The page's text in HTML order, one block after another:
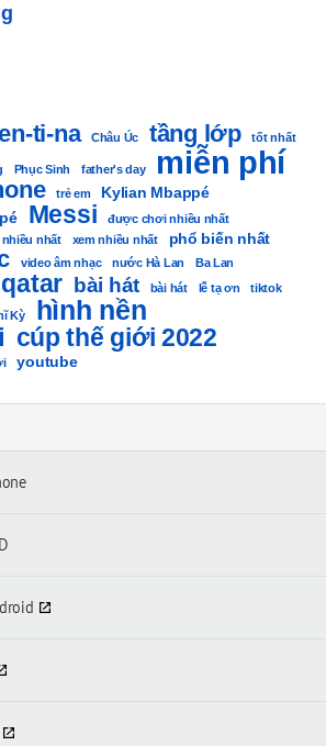
ti-na Châu Úc tầng lớp tốt nhất
Phục Sinh father's day miễn phí
trẻ em
Kylian Mbappé
Messi
được chơi nhiều nhất
nhất xem nhiều nhất phổ biến nhất
video âm nhạc nước Hà Lan Ba Lan
bài hát bài hát lễ tạ ơn tiktok
Kỳ hình nền
cúp thế giới 2022
youtube